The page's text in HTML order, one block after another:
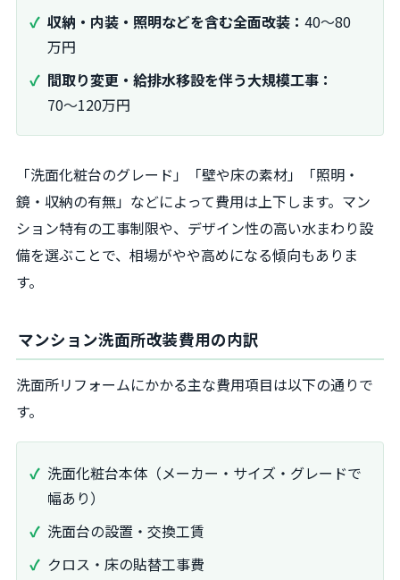
収納・内装・照明などを含む全面改装： 40〜80
万円
間取り変更・給排水移設を伴う大規模工事：
70〜120万円
「洗面化粧台のグレード」「壁や床の素材」「照明・
鏡・収納の有無」などによって費用は上下します。マン
ション特有の工事制限や、デザイン性の高い水まわり設
備を選ぶことで、相場がやや高めになる傾向もありま
す。
マンション洗面所改装費用の内訳
洗面所リフォームにかかる主な費用項目は以下の通りで
す。
洗面化粧台本体（メーカー・サイズ・グレードで
幅あり）
洗面台の設置・交換工賃
クロス・床の貼替工事費